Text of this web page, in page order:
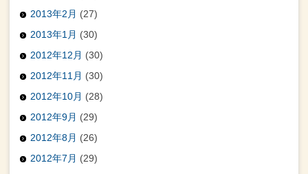
2013年2月 (27)
2013年1月 (30)
2012年12月 (30)
2012年11月 (30)
2012年10月 (28)
2012年9月 (29)
2012年8月 (26)
2012年7月 (29)